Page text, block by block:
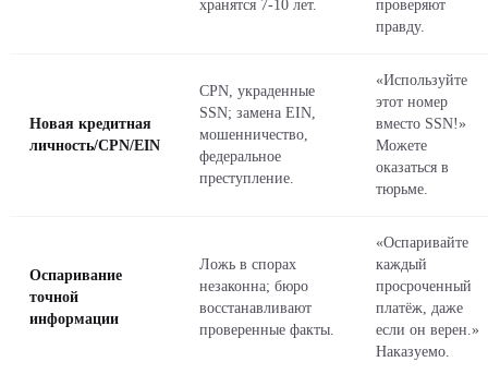
хранятся 7-10 лет.
проверяют
правду.
Новая кредитная
личность/CPN/EIN
CPN, украденные
SSN; замена EIN,
мошенничество,
федеральное
преступление.
«Используйте
этот номер
вместо SSN!»
Можете
оказаться в
тюрьме.
Оспаривание
точной
информации
Ложь в спорах
незаконна; бюро
восстанавливают
проверенные факты.
«Оспаривайте
каждый
просроченный
платёж, даже
если он верен.»
Наказуемо.